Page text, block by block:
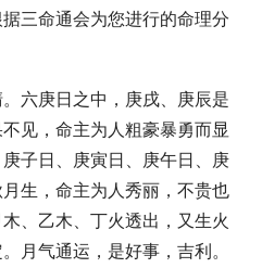
三命通会为您进行的命理分
六庚日之中，庚戌、庚辰是
见，命主为人粗豪暴勇而显
子日、庚寅日、庚午日、庚
生，命主为人秀丽，不贵也
、乙木、丁火透出，又生火
月气通运，是好事，吉利。